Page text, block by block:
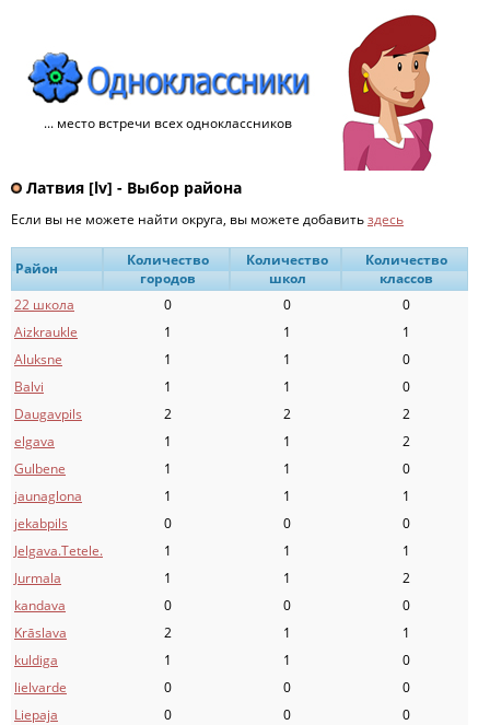
... место встречи всех одноклассников
Латвия [lv] - Выбор района
Если вы не можете найти округа, вы можете добавитьздесь
Район
Количество
городов
Количество
школ
Количество
классов
22 школа
0 0
0
Aizkraukle
1 1
1
Aluksne
1 1
0
Balvi
1 1
0
Daugavpils
2 2
2
elgava
1 1
2
Gulbene
1 1
0
jaunaglona
1 1
1
jekabpils
0 0
0
Jelgava.Tetele.
1 1
1
Jurmala
1 1
2
kandava
0 0
0
Krāslava
2 1
1
kuldiga
1 1
0
lielvarde
0 0
0
Liepaja
0 0
0